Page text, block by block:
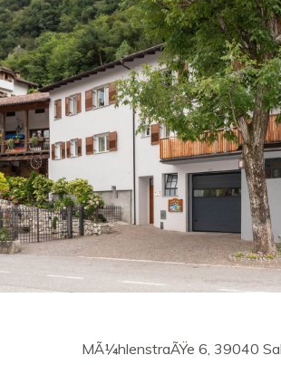
MÃ¼hlenstraÃŸe 6, 39040